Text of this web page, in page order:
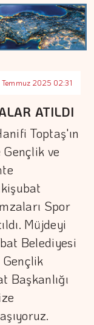
2025 02:31
ATILDI
Toptaş'ın
ve
Spor
Müjdeyi
Belediyesi
Gençlik
Başkanlığı